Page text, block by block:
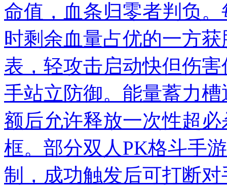
命值，血条归零者判负
时剩余血量占优的一方
表，轻攻击启动快但伤
手站立防御。能量蓄力
额后允许释放一次性超
框。部分双人PK格斗手
制，成功触发后可打断